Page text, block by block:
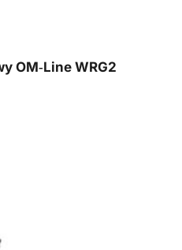
OM‑Line WRG2